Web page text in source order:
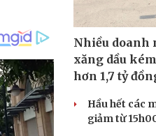
Nhiều doanh
xăng dầu
hơn 1,7 tỷ
Hầu hết các
giảm từ